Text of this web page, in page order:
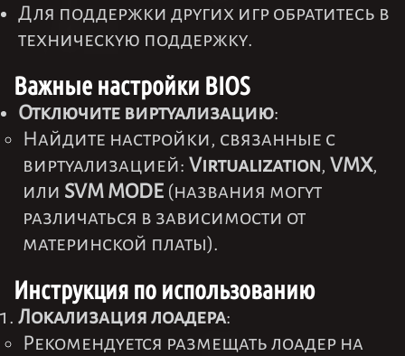
Для поддержки других игр обратитесь в
техническую поддержку.
Важные настройки BIOS
Отключите виртуализацию:
Найдите настройки, связанные с
виртуализацией: Virtualization, VMX,
или SVM MODE (названия могут
различаться в зависимости от
материнской платы).
Инструкция по использованию
Локализация лоадера:
Рекомендуется размещать лоадер на